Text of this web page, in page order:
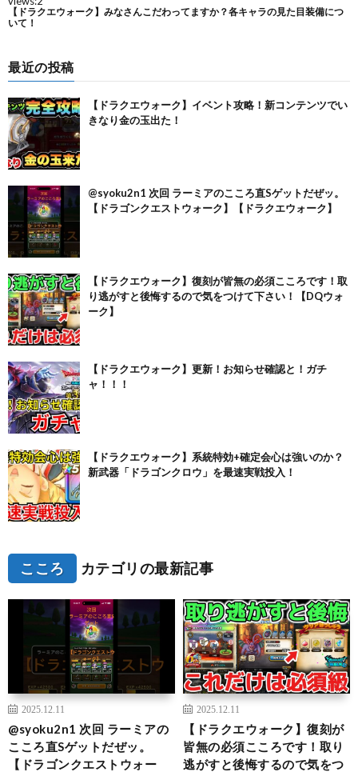
最近の投稿
【ドラクエウォーク】イベント攻略！新コンテンツでい
きなり金の玉出た！
@syoku2n1 次回 ラーミアのこころ直Sゲットだぜッ。
【ドラゴンクエストウォーク】【ドラクエウォーク】
【ドラクエウォーク】復刻が皆無の必須こころです！取
り逃がすと後悔するので気をつけて下さい！【DQウォ
ーク】
【ドラクエウォーク】更新！お知らせ確認と！ガチ
ャ！！！
【ドラクエウォーク】系統特効+確定会心は強いのか？
新武器「ドラゴンクロウ」を最速実戦投入！
こころ カテゴリの最新記事
2025.12.11
@syoku2n1 次回 ラーミアの
こころ直Sゲットだぜッ。
【ドラゴンクエストウォー
2025.12.11
【ドラクエウォーク】復刻が
皆無の必須こころです！取り
逃がすと後悔するので気をつ